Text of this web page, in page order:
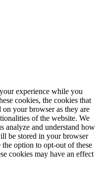
experience while you
cookies, the cookies that
on your browser as they are
of the website. We
analyze and understand how
be stored in your browser
option to opt-out of these
cookies may have an effect